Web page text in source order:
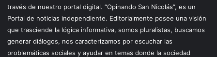
través de nuestro portal digital. “Opinando San Nicolás”, es un
Portal de noticias independiente. Editorialmente posee una visión
que trasciende la lógica informativa, somos pluralistas, buscamos
generar diálogos, nos caracterizamos por escuchar las
problemáticas sociales y ayudar en temas donde la sociedad